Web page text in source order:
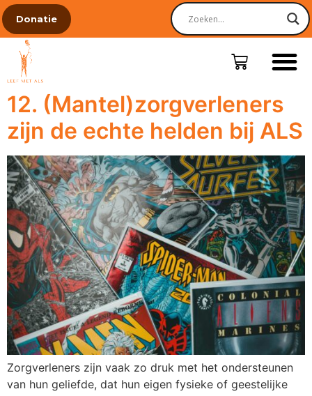
Donatie
12. (Mantel)zorgverleners
zijn de echte helden bij ALS
Zorgverleners zijn vaak zo druk met het ondersteunen
van hun geliefde, dat hun eigen fysieke of geestelijke